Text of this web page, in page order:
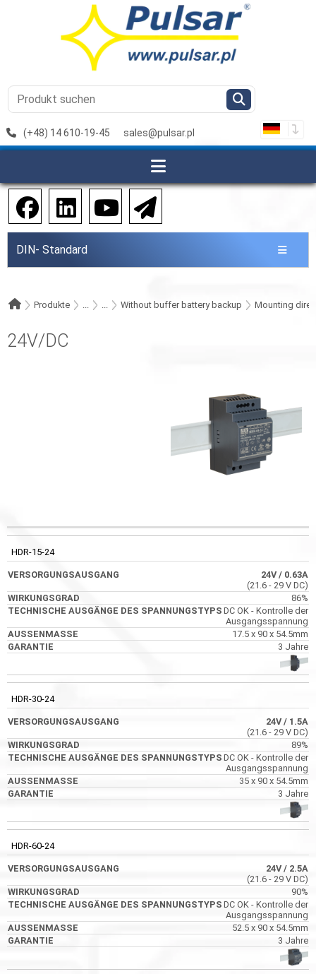
(+48) 14 610-19-45 sales@pulsar.pl
DIN- Standard
Produkte ... ... Without buffer battery backup Mounting
24V/DC
CODE VERSORGUNGSAUSGANG WIRKUNGSGRAD
AUSGÄNGE
HDR-15-24
24V/ 0.63A
(21.6 - 29 V DC)
86%
DC OK - Kontrolle der
Ausgangsspannung
17.5 x 90 x 54.5mm
3 Jahre
HDR-30-24
24V/ 1.5A
(21.6 - 29 V DC)
89%
DC OK - Kontrolle der
Ausgangsspannung
35 x 90 x 54.5mm
3 Jahre
HDR-60-24
24V/ 2.5A
(21.6 - 29 V DC)
90%
DC OK - Kontrolle der
Ausgangsspannung
52.5 x 90 x 54.5mm
3 Jahre